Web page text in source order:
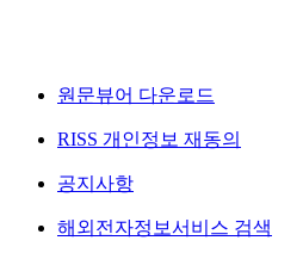
원문뷰어 다운로드
RISS 개인정보 재동의
공지사항
해외전자정보서비스 검색